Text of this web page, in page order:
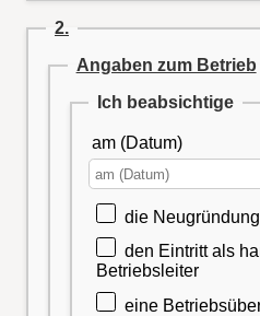
2.
Angaben zum Betrieb
Ich beabsichtige
am (Datum)
die
den Eintritt als
Betriebsleiter
eine